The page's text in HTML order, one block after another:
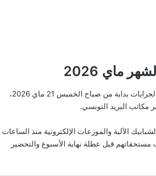
ماي 2026
بحسب المعطيات المتوفرة، ستنطلق عملية تنزيل الجرايات بداية من صباح الخميس 21 ماي 2026،
مكاتب البريد التونسي.
الآلية والموزعات الإلكترونية منذ الساعات
قبل عطلة نهاية الأسبوع والتحضير